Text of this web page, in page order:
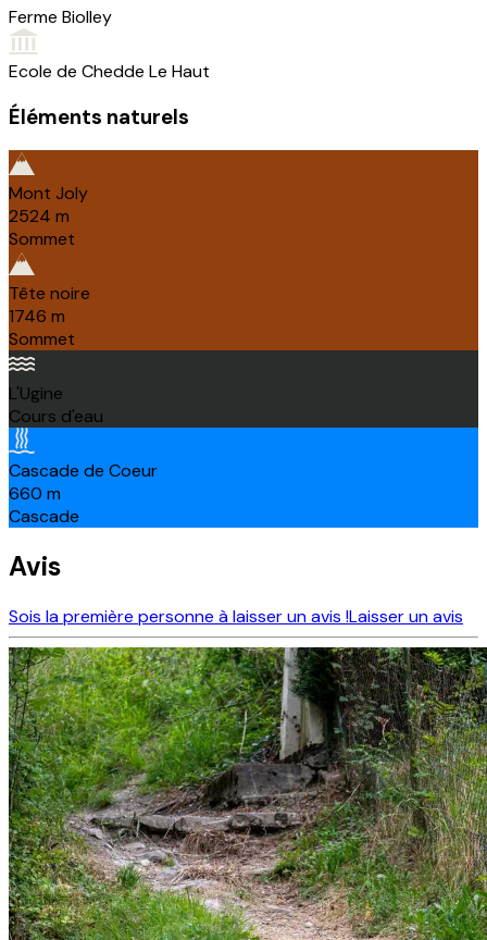
Ferme Biolley
Ecole de Chedde Le Haut
Éléments naturels
Mont Joly
2524 m
Sommet
Tête noire
1746 m
Sommet
L'Ugine
Cours d'eau
Cascade de Coeur
660 m
Cascade
Avis
Sois la première personne à laisser un avis !Laisser un avis